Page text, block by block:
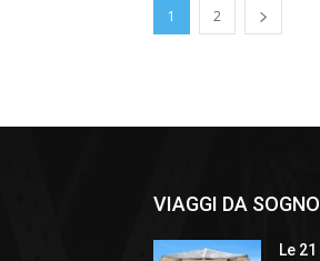
1 2
VIAGGI DA SOGNO
Le